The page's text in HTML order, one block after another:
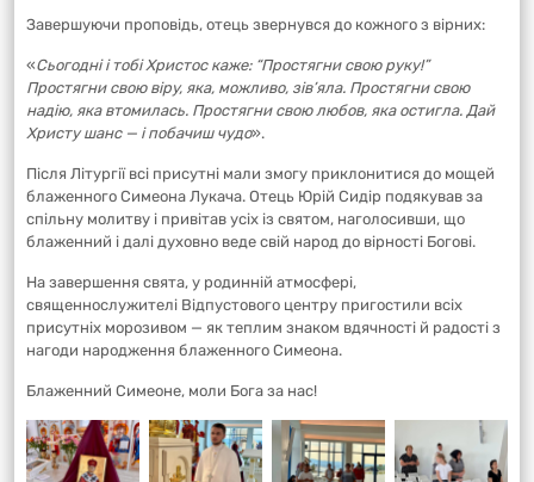
Завершуючи проповідь, отець звернувся до кожного з вірних:
«Сьогодні і тобі Христос каже: “Простягни свою руку!”
Простягни свою віру, яка, можливо, зів’яла. Простягни свою
надію, яка втомилась. Простягни свою любов, яка остигла. Дай
Христу шанс — і побачиш чудо».
Після Літургії всі присутні мали змогу приклонитися до мощей
блаженного Симеона Лукача. Отець Юрій Сидір подякував за
спільну молитву і привітав усіх із святом, наголосивши, що
блаженний і далі духовно веде свій народ до вірності Богові.
На завершення свята, у родинній атмосфері,
священнослужителі Відпустового центру пригостили всіх
присутніх морозивом — як теплим знаком вдячності й радості з
нагоди народження блаженного Симеона.
Блаженний Симеоне, моли Бога за нас!